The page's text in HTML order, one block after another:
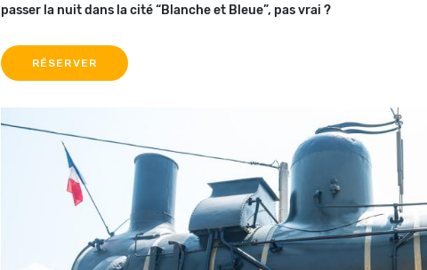
passer la nuit dans la cité “Blanche et Bleue”, pas vrai ?
RÉSERVER